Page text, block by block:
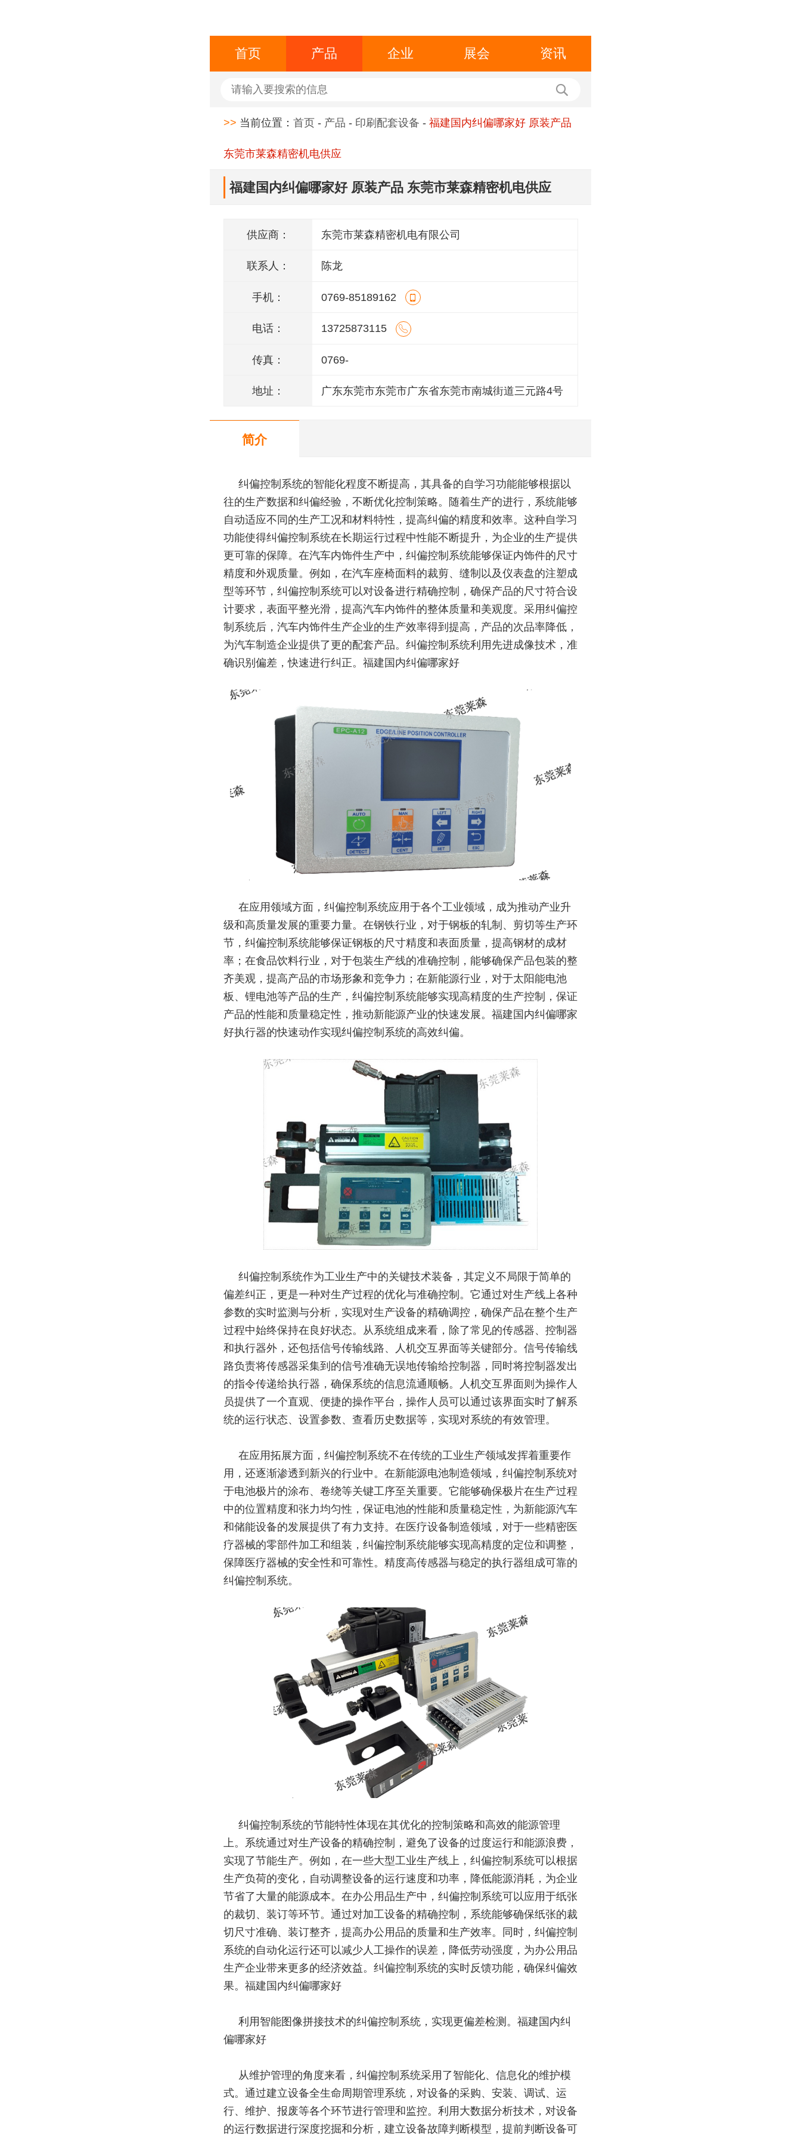
首页 产品 企业 展会 资讯
>> 当前位置： 首页 - 产品 - 印刷配套设备 - 福建国内纠偏哪家好 原装产品
东莞市莱森精密机电供应
福建国内纠偏哪家好 原装产品 东莞市莱森精密机电供应
供应商： 东莞市莱森精密机电有限公司
联系人： 陈龙
手机： 0769-85189162
电话： 13725873115
传真： 0769-
地址： 广东东莞市东莞市广东省东莞市南城街道三元路4号
简介
纠偏控制系统的智能化程度不断提高，其具备的自学习功能能够根据以
往的生产数据和纠偏经验，不断优化控制策略。随着生产的进行，系统能够
自动适应不同的生产工况和材料特性，提高纠偏的精度和效率。这种自学习
功能使得纠偏控制系统在长期运行过程中性能不断提升，为企业的生产提供
更可靠的保障。在汽车内饰件生产中，纠偏控制系统能够保证内饰件的尺寸
精度和外观质量。例如，在汽车座椅面料的裁剪、缝制以及仪表盘的注塑成
型等环节，纠偏控制系统可以对设备进行精确控制，确保产品的尺寸符合设
计要求，表面平整光滑，提高汽车内饰件的整体质量和美观度。采用纠偏控
制系统后，汽车内饰件生产企业的生产效率得到提高，产品的次品率降低，
为汽车制造企业提供了更的配套产品。纠偏控制系统利用先进成像技术，准
确识别偏差，快速进行纠正。福建国内纠偏哪家好
在应用领域方面，纠偏控制系统应用于各个工业领域，成为推动产业升
级和高质量发展的重要力量。在钢铁行业，对于钢板的轧制、剪切等生产环
节，纠偏控制系统能够保证钢板的尺寸精度和表面质量，提高钢材的成材
率；在食品饮料行业，对于包装生产线的准确控制，能够确保产品包装的整
齐美观，提高产品的市场形象和竞争力；在新能源行业，对于太阳能电池
板、锂电池等产品的生产，纠偏控制系统能够实现高精度的生产控制，保证
产品的性能和质量稳定性，推动新能源产业的快速发展。福建国内纠偏哪家
好执行器的快速动作实现纠偏控制系统的高效纠偏。
纠偏控制系统作为工业生产中的关键技术装备，其定义不局限于简单的
偏差纠正，更是一种对生产过程的优化与准确控制。它通过对生产线上各种
参数的实时监测与分析，实现对生产设备的精确调控，确保产品在整个生产
过程中始终保持在良好状态。从系统组成来看，除了常见的传感器、控制器
和执行器外，还包括信号传输线路、人机交互界面等关键部分。信号传输线
路负责将传感器采集到的信号准确无误地传输给控制器，同时将控制器发出
的指令传递给执行器，确保系统的信息流通顺畅。人机交互界面则为操作人
员提供了一个直观、便捷的操作平台，操作人员可以通过该界面实时了解系
统的运行状态、设置参数、查看历史数据等，实现对系统的有效管理。
在应用拓展方面，纠偏控制系统不在传统的工业生产领域发挥着重要作
用，还逐渐渗透到新兴的行业中。在新能源电池制造领域，纠偏控制系统对
于电池极片的涂布、卷绕等关键工序至关重要。它能够确保极片在生产过程
中的位置精度和张力均匀性，保证电池的性能和质量稳定性，为新能源汽车
和储能设备的发展提供了有力支持。在医疗设备制造领域，对于一些精密医
疗器械的零部件加工和组装，纠偏控制系统能够实现高精度的定位和调整，
保障医疗器械的安全性和可靠性。精度高传感器与稳定的执行器组成可靠的
纠偏控制系统。
纠偏控制系统的节能特性体现在其优化的控制策略和高效的能源管理
上。系统通过对生产设备的精确控制，避免了设备的过度运行和能源浪费，
实现了节能生产。例如，在一些大型工业生产线上，纠偏控制系统可以根据
生产负荷的变化，自动调整设备的运行速度和功率，降低能源消耗，为企业
节省了大量的能源成本。在办公用品生产中，纠偏控制系统可以应用于纸张
的裁切、装订等环节。通过对加工设备的精确控制，系统能够确保纸张的裁
切尺寸准确、装订整齐，提高办公用品的质量和生产效率。同时，纠偏控制
系统的自动化运行还可以减少人工操作的误差，降低劳动强度，为办公用品
生产企业带来更多的经济效益。纠偏控制系统的实时反馈功能，确保纠偏效
果。福建国内纠偏哪家好
利用智能图像拼接技术的纠偏控制系统，实现更偏差检测。福建国内纠
偏哪家好
从维护管理的角度来看，纠偏控制系统采用了智能化、信息化的维护模
式。通过建立设备全生命周期管理系统，对设备的采购、安装、调试、运
行、维护、报废等各个环节进行管理和监控。利用大数据分析技术，对设备
的运行数据进行深度挖掘和分析，建立设备故障判断模型，提前判断设备可